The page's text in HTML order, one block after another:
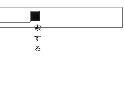
索
す
る